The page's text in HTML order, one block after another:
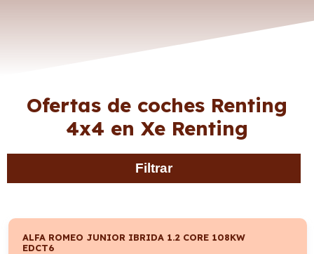
Ofertas de coches Renting
4x4 en Xe Renting
Filtrar
ALFA ROMEO JUNIOR IBRIDA 1.2 CORE 108KW
EDCT6